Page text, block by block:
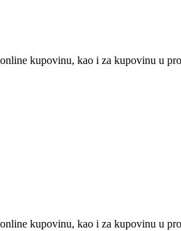
kupovinu, kao i za kupovinu u
kupovinu, kao i za kupovinu u